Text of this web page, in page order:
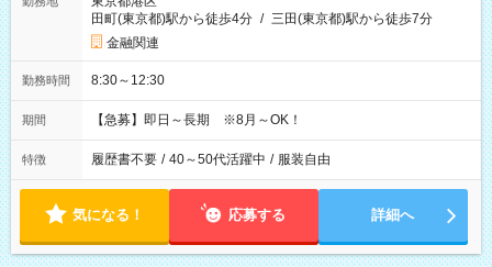
田町(東京都)駅から徒歩4分 / 三田(東京都)駅から徒歩7分
金融関連
勤務時間 8:30～12:30
期間 【急募】即日～長期 ※8月～OK！
特徴 履歴書不要 / 40～50代活躍中 / 服装自由
気になる！ 応募する 詳細へ